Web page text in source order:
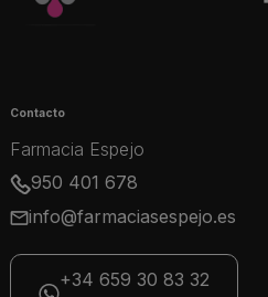
Contacto
Farmacia Espejo
950 401 678
info@farmaciasespejo.es
+34 659 30 83 32